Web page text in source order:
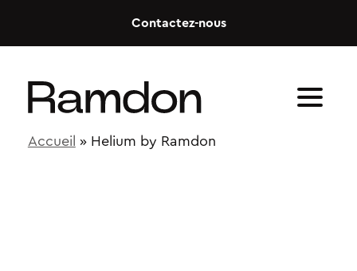
Contactez-nous
Accueil » Helium by Ramdon